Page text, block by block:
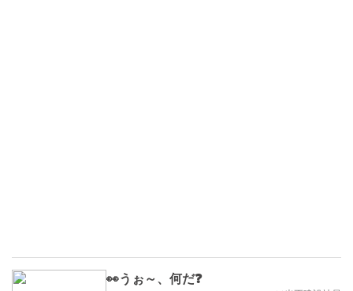
👀うぉ～、何だ❓